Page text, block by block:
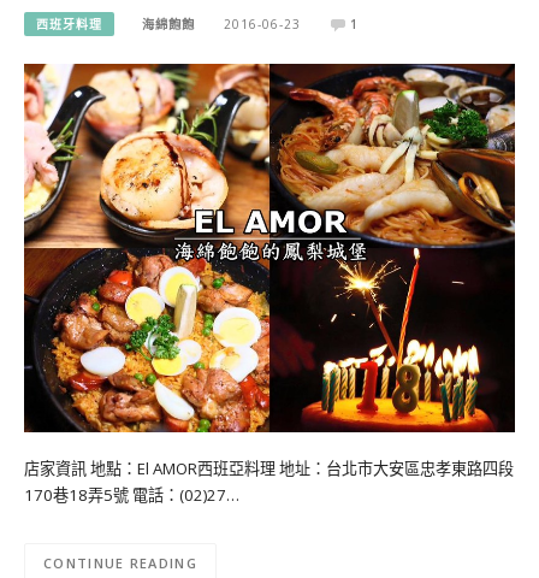
西班牙料理 海綿飽飽 2016-06-23 1
店家資訊 地點：El AMOR西班亞料理 地址：台北市大安區忠孝東路四段
170巷18弄5號 電話：(02)27…
CONTINUE READING